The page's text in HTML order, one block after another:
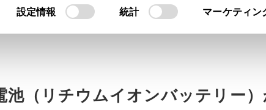
さい。
設定情報 統計 マーケティン
されますか？
池（リチウムイオンバッテリー）